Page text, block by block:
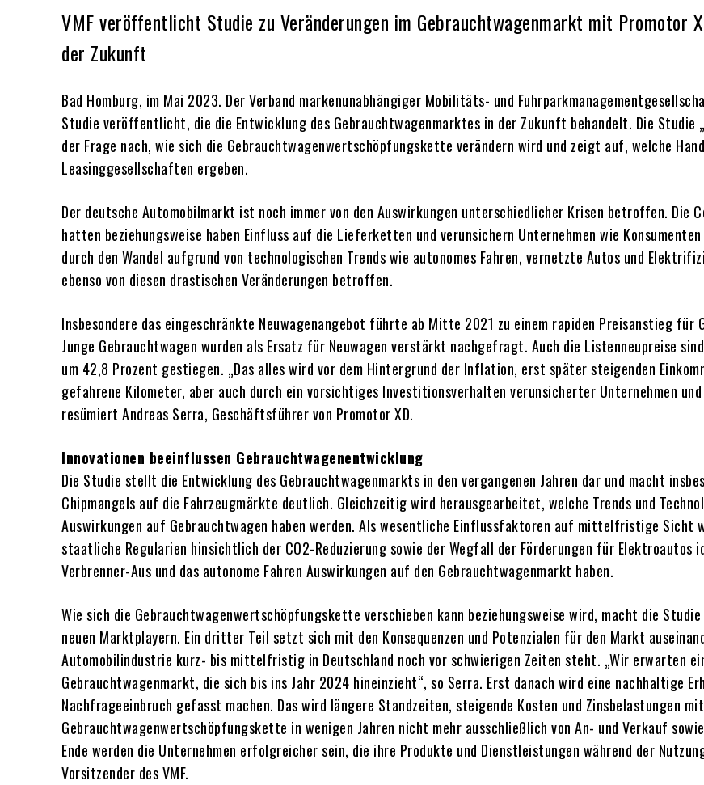
VMF veröffentlicht Studie zu Veränderungen im Gebrauchtwagenmarkt mit Promotor
der Zukunft
Bad Homburg, im Mai 2023. Der Verband markenunabhängiger Mobilitäts- und
Studie veröffentlicht, die die Entwicklung des Gebrauchtwagenmarktes in der Zukunft behandelt. Die
der Frage nach, wie sich die Gebrauchtwagenwertschöpfungskette verändern wird und zeigt auf, welche
Leasinggesellschaften ergeben.
Der deutsche Automobilmarkt ist noch immer von den Auswirkungen unterschiedlicher Krisen betroffen. Die
hatten beziehungsweise haben Einfluss auf die Lieferketten und verunsichern Unternehmen wie
durch den Wandel aufgrund von technologischen Trends wie autonomes Fahren, vernetzte Autos und
ebenso von diesen drastischen Veränderungen betroffen.
Insbesondere das eingeschränkte Neuwagenangebot führte ab Mitte 2021 zu einem rapiden Preisanstieg für
Junge Gebrauchtwagen wurden als Ersatz für Neuwagen verstärkt nachgefragt. Auch die Listenneupreise
um 42,8 Prozent gestiegen. „Das alles wird vor dem Hintergrund der Inflation, erst später steigenden
gefahrene Kilometer, aber auch durch ein vorsichtiges Investitionsverhalten verunsicherter Unternehmen
resümiert Andreas Serra, Geschäftsführer von Promotor XD.
Innovationen beeinflussen Gebrauchtwagenentwicklung
Die Studie stellt die Entwicklung des Gebrauchtwagenmarkts in den vergangenen Jahren dar und macht
Chipmangels auf die Fahrzeugmärkte deutlich. Gleichzeitig wird herausgearbeitet, welche Trends und
Auswirkungen auf Gebrauchtwagen haben werden. Als wesentliche Einflussfaktoren auf mittelfristige Sicht
staatliche Regularien hinsichtlich der CO2-Reduzierung sowie der Wegfall der Förderungen für
Verbrenner-Aus und das autonome Fahren Auswirkungen auf den Gebrauchtwagenmarkt haben.
Wie sich die Gebrauchtwagenwertschöpfungskette verschieben kann beziehungsweise wird, macht die
neuen Marktplayern. Ein dritter Teil setzt sich mit den Konsequenzen und Potenzialen für den Markt
Automobilindustrie kurz- bis mittelfristig in Deutschland noch vor schwierigen Zeiten steht. „Wir erwarten
Gebrauchtwagenmarkt, die sich bis ins Jahr 2024 hineinzieht“, so Serra. Erst danach wird eine nachhaltige
Nachfrageeinbruch gefasst machen. Das wird längere Standzeiten, steigende Kosten und Zinsbelastungen
Gebrauchtwagenwertschöpfungskette in wenigen Jahren nicht mehr ausschließlich von An- und Verkauf
Ende werden die Unternehmen erfolgreicher sein, die ihre Produkte und Dienstleistungen während der
Vorsitzender des VMF.